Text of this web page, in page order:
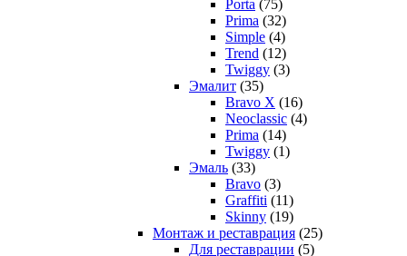
Porta (75)
Prima (32)
Simple (4)
Trend (12)
Twiggy (3)
Эмалит (35)
Bravo X (16)
Neoclassic (4)
Prima (14)
Twiggy (1)
Эмаль (33)
Bravo (3)
Graffiti (11)
Skinny (19)
Монтаж и реставрация (25)
Для реставрации (5)